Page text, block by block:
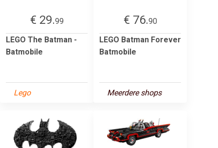
€ 29.99
LEGO The Batman -
Batmobile
Lego
€ 76.90
LEGO Batman Forever
Batmobile
Meerdere shops